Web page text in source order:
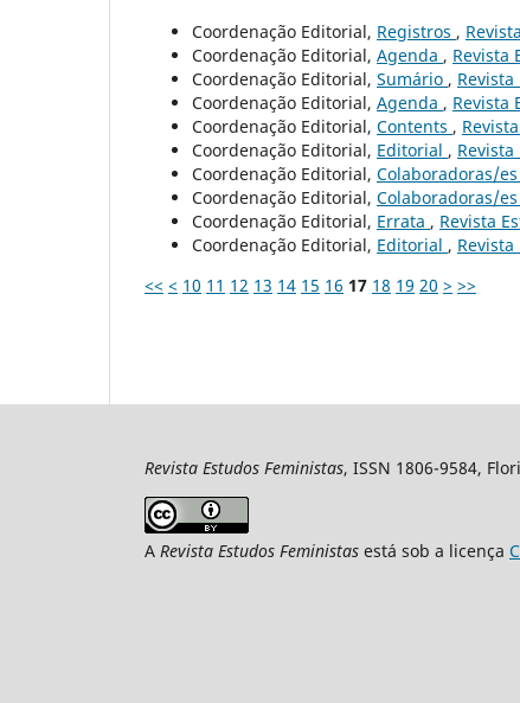
Coordenação Editorial, Registros ,
Coordenação Editorial, Agenda , Revista
Coordenação Editorial, Sumário ,
Coordenação Editorial, Agenda , Revista
Coordenação Editorial, Contents ,
Coordenação Editorial, Editorial ,
Coordenação Editorial, Colaboradoras/es
Coordenação Editorial, Colaboradoras/es
Coordenação Editorial, Errata , Revista
Coordenação Editorial, Editorial ,
<< < 10 11 12 13 14 15 16 17 18 19 20 > >>
Revista Estudos Feministas, ISSN 1806-9584,
A Revista Estudos Feministas está sob a licença